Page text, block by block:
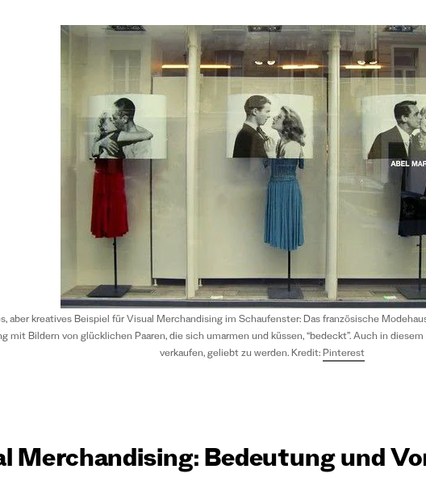
aber kreatives Beispiel für Visual Merchandising im Schaufenster: Das französische
mit Bildern von glücklichen Paaren, die sich umarmen und küssen, “bedeckt”. Auch in
verkaufen, geliebt zu werden. Kredit: Pinterest
Merchandising: Bedeutung und